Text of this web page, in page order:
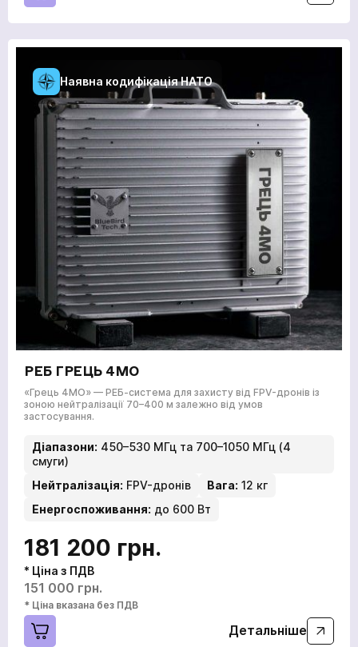
Наявна кодифікація НАТО
РЕБ ГРЕЦЬ 4МО
«Грець 4МО» — РЕБ-система для захисту від FPV-дронів із
зоною нейтралізації 70–400 м залежно від умов
застосування.
Діапазони: 450–530 МГц та 700–1050 МГц (4
смуги)
Нейтралізація: FPV-дронів Вага: 12 кг
Енергоспоживання: до 600 Вт
181 200 грн.
* Ціна з ПДВ
151 000 грн.
* Ціна вказана без ПДВ
Детальніше